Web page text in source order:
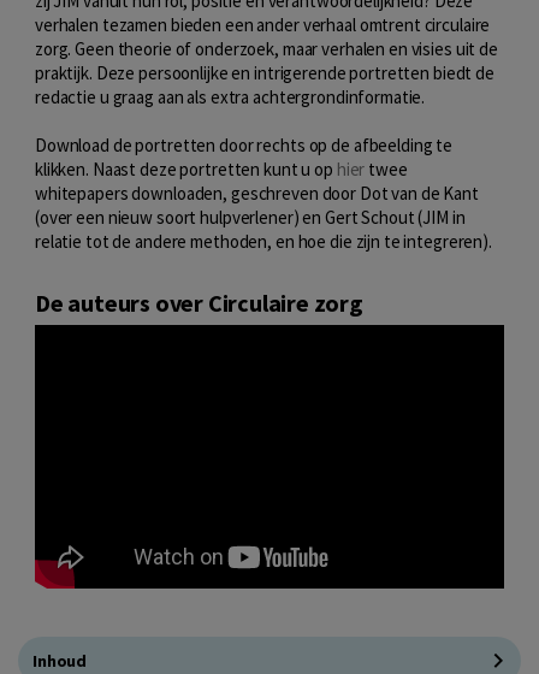
verhalen tezamen bieden een ander verhaal omtrent circulaire
zorg. Geen theorie of onderzoek, maar verhalen en visies uit de
praktijk. Deze persoonlijke en intrigerende portretten biedt de
redactie u graag aan als extra achtergrondinformatie.
Download de portretten door rechts op de afbeelding te
klikken. Naast deze portretten kunt u op hier twee
whitepapers downloaden, geschreven door Dot van de Kant
(over een nieuw soort hulpverlener) en Gert Schout (JIM in
relatie tot de andere methoden, en hoe die zijn te integreren).
De auteurs over Circulaire zorg
Inhoud